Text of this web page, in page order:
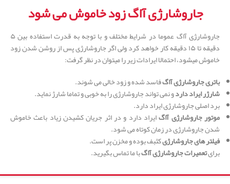
جاروشارژی آاگ زود خاموش می شود
جاروشارژی آاگ عموما در شرایط مختلف و با توجه به قدرت استفاده بین ۵
دقیقه تا ۱۵ دقیقه کار خواهد کرد ولی اگر جاروشارژی پس از روشن شدن زود
خاموش میشود، احتمالا ایرادات زیر را میتوان در نظر گرفت:
باتری جاروشارژی آاگفاسد شده و زود خالی می شوند.
شارژر ایراد داردو نمی تواند جاروشارژی را به خوبی و تماما شارژ نماید.
برد اصلی جاروشارژی ایراد دارد.
موتور جاروشارژِی آاگایراد دارد و در اثر جریان کشیدن زیاد باعث خاموش
شدن جاروشارژی در زمان کوتاه می شود.
فیلتر های جاروشارژِیکثبف بوده و مخزن پر است.
برایتعمیرات جاروشارژی آاگبا ما تماس بگیرید.